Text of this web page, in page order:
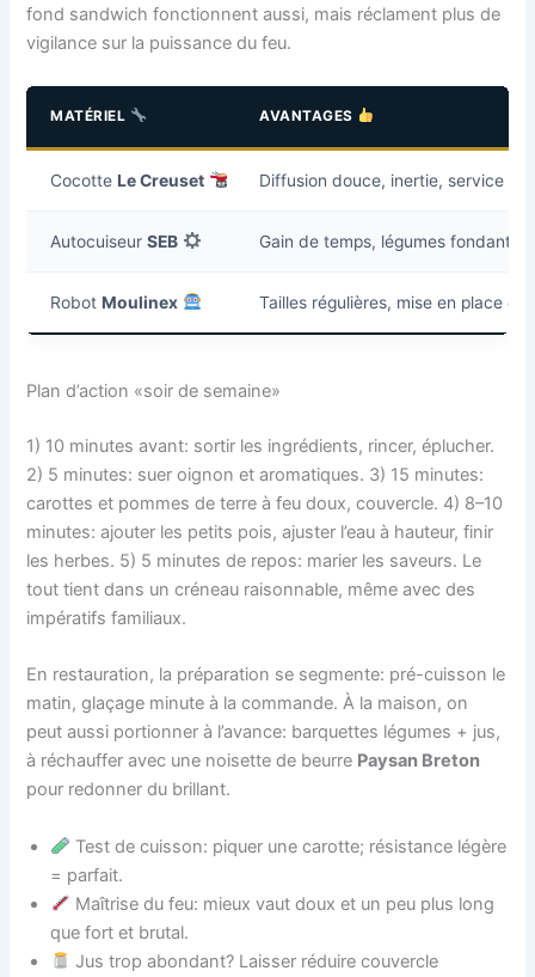
fond sandwich fonctionnent aussi, mais réclament plus de
vigilance sur la puissance du feu.
MATÉRIEL AVANTAGES
Cocotte Le Creuset Diffusion douce, inertie, service à
AutocuiseurSEB Gain de temps, légumes fondants
Robot Moulinex Tailles régulières, mise en place
Plan d’action «soir de semaine»
1) 10 minutes avant: sortir les ingrédients, rincer, éplucher.
2) 5 minutes: suer oignon et aromatiques. 3) 15 minutes:
carottes et pommes de terre à feu doux, couvercle. 4) 8–10
minutes: ajouter les petits pois, ajuster l’eau à hauteur, finir
les herbes. 5) 5 minutes de repos: marier les saveurs. Le
tout tient dans un créneau raisonnable, même avec des
impératifs familiaux.
En restauration, la préparation se segmente: pré-cuisson le
matin, glaçage minute à la commande. À la maison, on
peut aussi portionner à l’avance: barquettes légumes + jus,
à réchauffer avec une noisette de beurre Paysan Breton
pour redonner du brillant.
Test de cuisson: piquer une carotte; résistance légère
= parfait.
Maîtrise du feu: mieux vaut doux et un peu plus long
que fort et brutal.
Jus trop abondant? Laisser réduire couvercle